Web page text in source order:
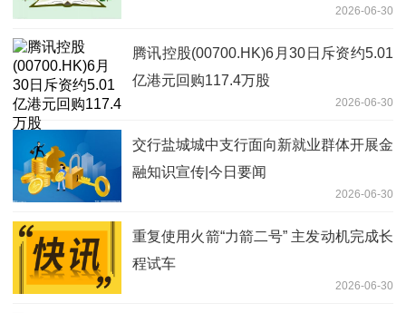
限公司股东向特定机构投资者询价转让股
份相关资格的核查意见
2026-06-30
腾讯控股(00700.HK)6月30日斥资约5.01
亿港元回购117.4万股
2026-06-30
交行盐城城中支行面向新就业群体开展金
融知识宣传|今日要闻
2026-06-30
重复使用火箭“力箭二号” 主发动机完成长
程试车
2026-06-30